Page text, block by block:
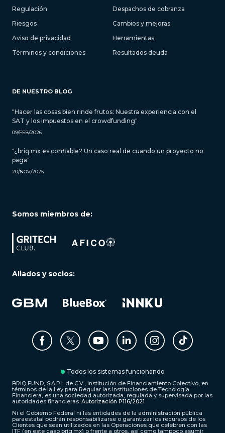
Regulación
Riesgos
Aviso de privacidad
Términos y condiciones
Despachos de cobranza
Cambios y mejoras
Herramientas
Resultados deuda
DE NUESTRO BLOG
"Hacer las cosas bien rinde frutos: Nuestra experiencia con el
SAT y los impuestos en el crowdfunding"
09/FEB/2026
"¿briq.mx es confiable? Un caso real de cuando un proyecto no
paga"
20/NOV/2025
Somos miembros de:
Aliados y socios:
Todos los sistemas funcionando
BRIQ FUND, S.A.P.I. de C.V., Institución de Financiamiento Colectivo, en
términos de la Ley para Regular las Instituciones de Tecnología
Financiera, es una sociedad autorizada, regulada y supervisada por las
autoridades financieras. Autorización P116/2021
Ni el Gobierno Federal ni las entidades de la administración pública
paraestatal podrán responsabilizarse o garantizar los recursos de los
Clientes que sean utilizados en las Operaciones que celebren con las
ITF (en este caso briq.mx) o frente a otros, así como tampoco asumir